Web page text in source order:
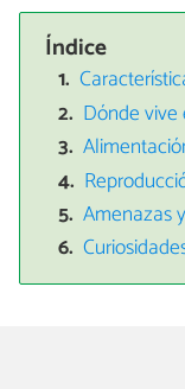
Índice
Dónde
Amenazas